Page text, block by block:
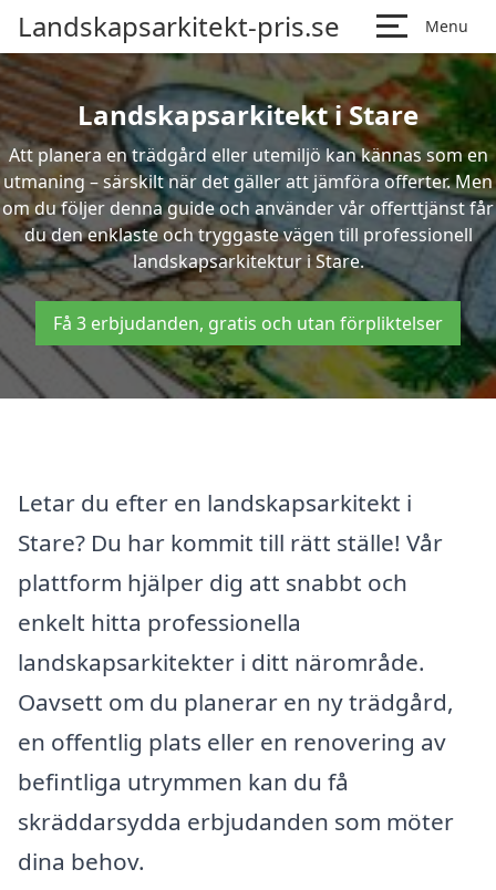
Landskapsarkitekt-pris.se Menu
Landskapsarkitekt i Stare
Att planera en trädgård eller utemiljö kan kännas som en
utmaning – särskilt när det gäller att jämföra offerter. Men
om du följer denna guide och använder vår offerttjänst får
du den enklaste och tryggaste vägen till professionell
landskapsarkitektur i Stare.
Få 3 erbjudanden, gratis och utan förpliktelser
Letar du efter en landskapsarkitekt i
Stare? Du har kommit till rätt ställe! Vår
plattform hjälper dig att snabbt och
enkelt hitta professionella
landskapsarkitekter i ditt närområde.
Oavsett om du planerar en ny trädgård,
en offentlig plats eller en renovering av
befintliga utrymmen kan du få
skräddarsydda erbjudanden som möter
dina behov.